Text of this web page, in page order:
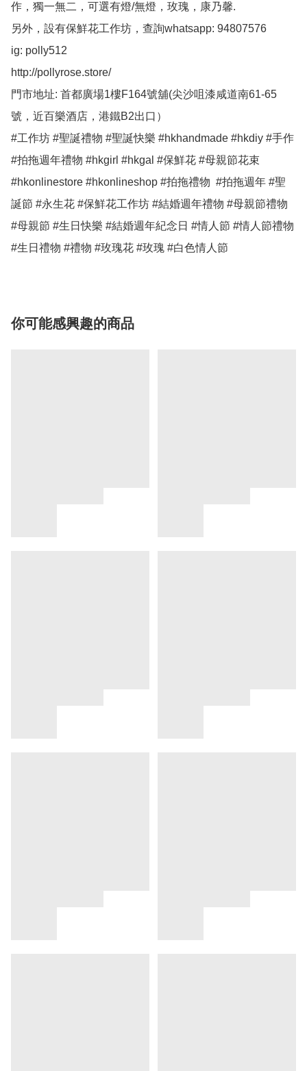
作，獨一無二，可選有燈/無燈，玫瑰，康乃馨.
另外，設有保鮮花工作坊，查詢whatsapp: 94807576
ig: polly512
http://pollyrose.store/
門市地址: 首都廣場1樓F164號舖(尖沙咀漆咸道南61-65
號，近百樂酒店，港鐵B2出口）
#工作坊 #聖誕禮物 #聖誕快樂 #hkhandmade #hkdiy #手作
#拍拖週年禮物 #hkgirl #hkgal #保鮮花 #母親節花束
#hkonlinestore #hkonlineshop #拍拖禮物  #拍拖週年 #聖
誕節 #永生花 #保鮮花工作坊 #結婚週年禮物 #母親節禮物
#母親節 #生日快樂 #結婚週年紀念日 #情人節 #情人節禮物
#生日禮物 #禮物 #玫瑰花 #玫瑰 #白色情人節
你可能感興趣的商品